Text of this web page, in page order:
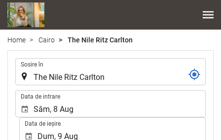
Home Cairo The Nile Ritz Carlton
Sosire în
Data de intrare
Data de ieșire